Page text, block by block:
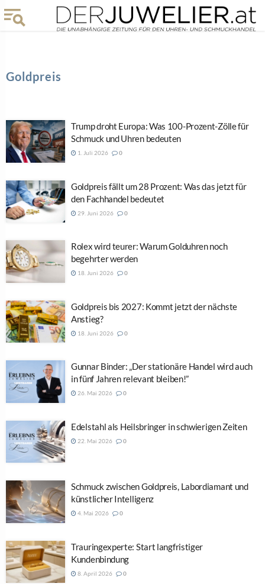
Goldpreis
Trump droht Europa: Was 100-Prozent-Zölle für
Schmuck und Uhren bedeuten
1. Juli 2026 0
Goldpreis fällt um 28 Prozent: Was das jetzt für
den Fachhandel bedeutet
29. Juni 2026 0
Rolex wird teurer: Warum Golduhren noch
begehrter werden
18. Juni 2026 0
Goldpreis bis 2027: Kommt jetzt der nächste
Anstieg?
18. Juni 2026 0
Gunnar Binder: „Der stationäre Handel wird auch
in fünf Jahren relevant bleiben!”
26. Mai 2026 0
Edelstahl als Heilsbringer in schwierigen Zeiten
22. Mai 2026 0
Schmuck zwischen Goldpreis, Labordiamant und
künstlicher Intelligenz
4. Mai 2026 0
Trauringexperte: Start langfristiger
Kundenbindung
8. April 2026 0